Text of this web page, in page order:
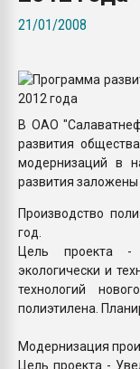
21/01/2008
В ОАО
развития
модернизаций в
развития
Производство
год.
Цель проекта -
экологически и
технологий
полиэтилена.
Модернизация
Цель проекта -